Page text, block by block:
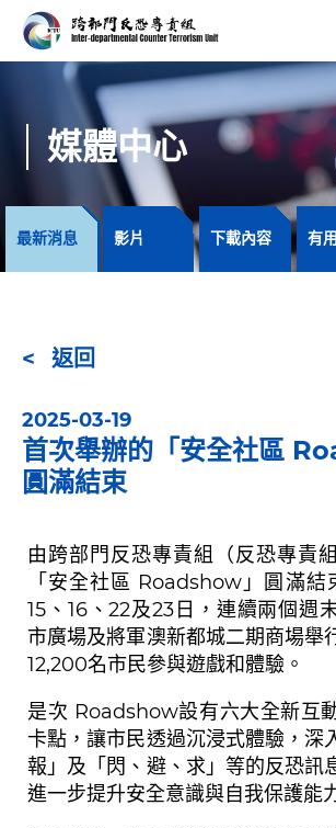
媒體中心
最新消息 影片 下載內容 有
返回
2025-03-19
首次舉辦的「安全社區
圓滿結束
由跨部門反恐專責組（反恐專責
「安全社區 Roadshow」圓滿結
15、16、22及23日，連續兩個週
市廣場及將軍澳新都城二期商場舉
12,200名市民參與遊戲和體驗。
是次 Roadshow設有六大全新互
卡點，讓市民透過沉浸式體驗，深
報」及「閃、避、求」等的反恐訊
進一步提升安全意識與自我保護能